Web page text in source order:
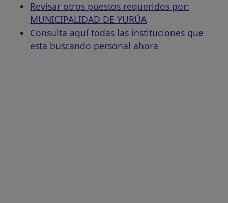
Revisar otros puestos requeridos por:
MUNICIPALIDAD DE YURÚA
Consulta aquí todas las instituciones que
esta buscando personal ahora